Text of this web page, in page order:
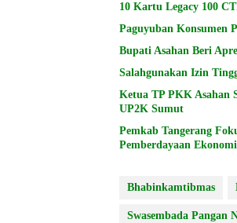
10 Kartu Legacy 100
Paguyuban Konsumen
Bupati Asahan Beri
Salahgunakan Izin
Ketua TP PKK Asahan
UP2K Sumut
Pemkab Tangerang
Pemberdayaan Ekonomi
Bhabinkamtibmas
Swasembada Pangan